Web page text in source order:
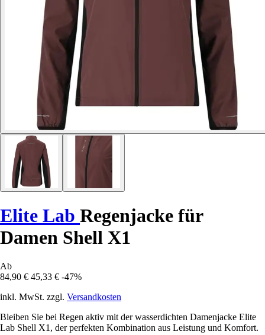
Elite Lab Regenjacke für
Damen Shell X1
Ab
84,90 € 45,33 € -47%
inkl. MwSt. zzgl. Versandkosten
Bleiben Sie bei Regen aktiv mit der wasserdichten Damenjacke Elite
Lab Shell X1, der perfekten Kombination aus Leistung und Komfort.